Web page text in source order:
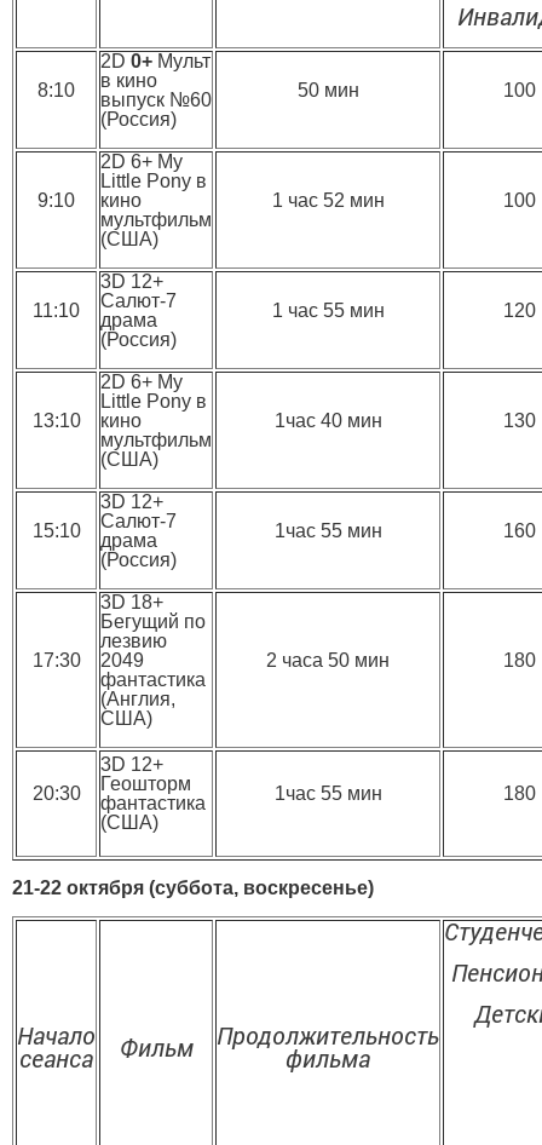
8:10
2D 0+ Мульт
в кино
выпуск №60
(Россия)
50 мин 100
9:10
2D 6+ My
Little Pony в
кино
мультфильм
(США)
1 час 52 мин 100
11:10
3D 12+
Салют-7
драма
(Россия)
1 час 55 мин 120
13:10
2D 6+ My
Little Pony в
кино
мультфильм
(США)
1час 40 мин 130
15:10
3D 12+
Салют-7
драма
(Россия)
1час 55 мин 160
17:30
3D 18+
Бегущий по
лезвию
2049
фантастика
(Англия,
США)
2 часа 50 мин 180
20:30
3D 12+
Геошторм
фантастика
(США)
1час 55 мин 180
21-22 октября (суббота, воскресенье)
Начало
сеанса Фильм Продолжительность
фильма